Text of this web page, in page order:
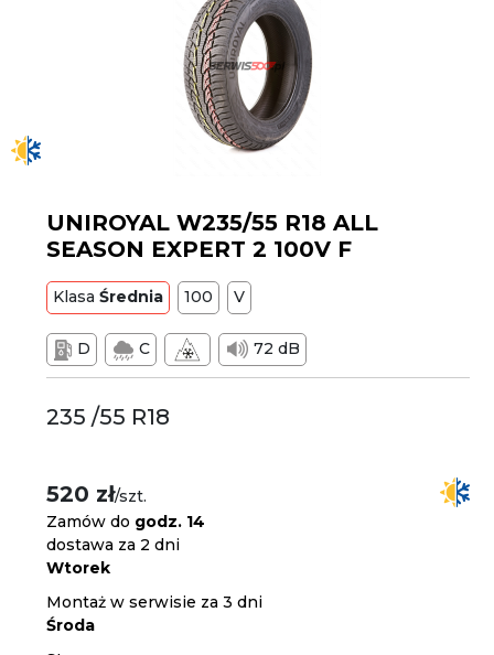
UNIROYAL W235/55 R18 ALL
SEASON EXPERT 2 100V F
KlasaŚrednia 100 V
D C 72 dB
235 /55 R18
520 zł/szt.
Zamów do godz. 14
dostawa za 2 dni
Wtorek
Montaż w serwisie za 3 dni
Środa